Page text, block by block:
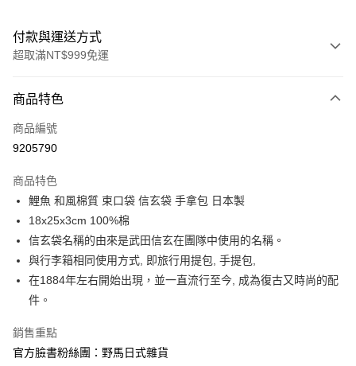
付款與運送方式
超取滿NT$999免運
信用卡一次付款
信用卡分期付款
合作金庫商業銀行
華南商業銀行
彰化商業銀行
上海商業儲蓄銀行
國泰世華商業銀行
兆豐國際商業銀行
臺灣中小企業銀行
台中商業銀行
匯豐（台灣）商業銀行
華泰商業銀行
聯邦商業銀行
遠東國際商業銀行
元大商業銀行
台新國際商業銀行
台灣樂天信用卡公司
超商取貨付款
LINE Pay
Apple Pay
街口支付
Google Pay
商品特色
商品編號
9205790
商品特色
鯉魚 和風棉質 束口袋 信玄袋 手拿包 日本製
18x25x3cm 100%棉
信玄袋名稱的由來是武田信玄在團隊中使用的名稱。
與行李箱相同使用方式, 即旅行用提包, 手提包,
在1884年左右開始出現，並一直流行至今, 成為復古又時尚的配
件。
銷售重點
官方臉書粉絲團：野馬日式雜貨